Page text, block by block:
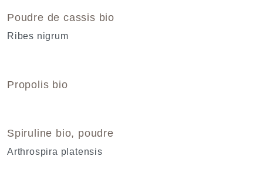
Poudre de cassis bio
Ribes nigrum
Propolis bio
Spiruline bio, poudre
Arthrospira platensis